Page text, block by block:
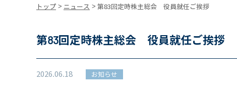
トップ > ニュース > 第83回定時株主総会 役員就任ご挨拶
第83回定時株主総会 役員就任ご挨拶
2026.06.18 お知らせ